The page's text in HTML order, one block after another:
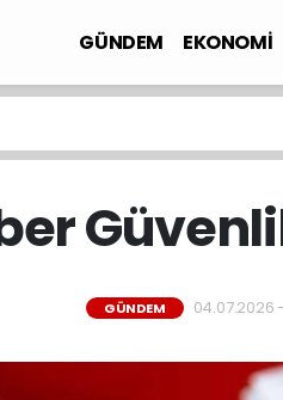
GÜNDEM EKONOMİ
GÜNDEM 04.07.2026